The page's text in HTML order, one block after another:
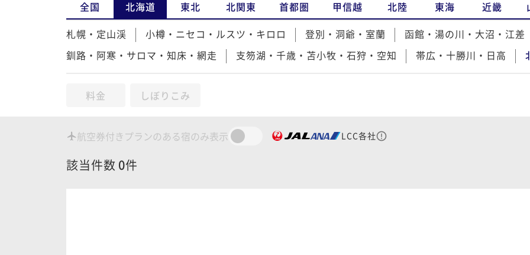
全国 北海道 東北 北関東 首都圏 甲信越 北陸 東海 近畿
札幌・定山渓
小樽・ニセコ・ルスツ・キロロ 登別・洞爺・室蘭
函館・湯の川・大沼・江差
釧路・阿寒・サロマ・知床・網走
支笏湖・千歳・苫小牧・石狩・空知 帯広・十勝川・日高
料金 しぼりこみ
航空券付きプランのある宿のみ表示 LCC各社
該当件数 0件